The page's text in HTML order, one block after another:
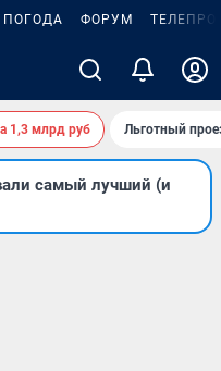
ПОГОДА ФОРУМ
1,3 млрд руб Льготный
самый лучший (и